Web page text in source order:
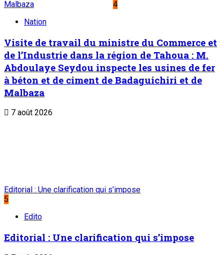
Malbaza
4
Nation
Visite de travail du ministre du Commerce et
de l’Industrie dans la région de Tahoua : M.
Abdoulaye Seydou inspecte les usines de fer
à béton et de ciment de Badaguichiri et de
Malbaza
7 août 2026
Editorial : Une clarification qui s’impose
5
Edito
Editorial : Une clarification qui s’impose